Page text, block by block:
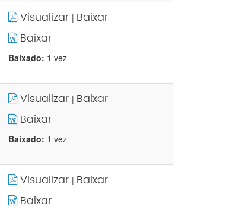
Visualizar | Baixar
Baixar
Baixado: 1 vez
Visualizar | Baixar
Baixar
Baixado: 1 vez
Visualizar | Baixar
Baixar